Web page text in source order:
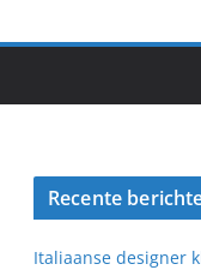
Recente
Italiaanse designer